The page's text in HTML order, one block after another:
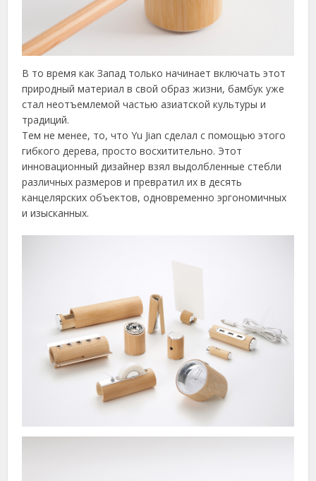
В то время как Запад только начинает включать этот
природный материал в свой образ жизни, бамбук уже
стал неотъемлемой частью азиатской культуры и
традиций.
Тем не менее, то, что Yu Jian сделал с помощью этого
гибкого дерева, просто восхитительно. Этот
инновационный дизайнер взял выдолбленные стебли
различных размеров и превратил их в десять
канцелярских объектов, одновременно эргономичных
и изысканных.